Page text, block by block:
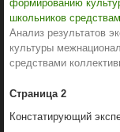
формированию
школьников
Анализ результатов
культуры
средствами
Страница 2
Констатирующий